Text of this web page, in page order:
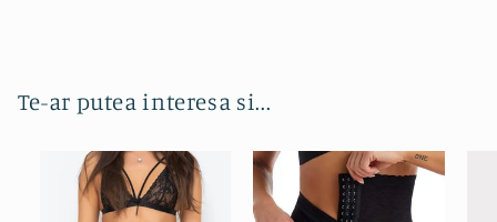
Te-ar putea interesa si...